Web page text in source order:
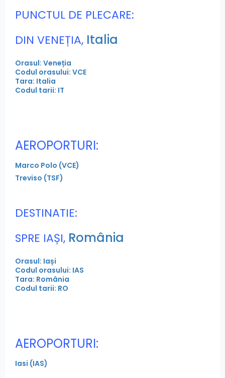
PUNCTUL DE PLECARE:
DIN VENEȚIA, Italia
Orasul: Veneția
Codul orasului: VCE
Tara: Italia
Codul tarii: IT
AEROPORTURI:
Marco Polo (VCE)
Treviso (TSF)
DESTINATIE:
SPRE IAȘI, România
Orasul: Iași
Codul orasului: IAS
Tara: România
Codul tarii: RO
AEROPORTURI:
Iasi (IAS)